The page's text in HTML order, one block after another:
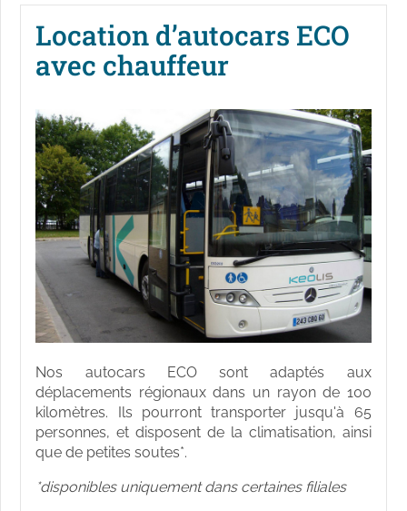
Location d’autocars ECO
avec chauffeur
Nos autocars ECO sont adaptés aux
déplacements régionaux dans un rayon de 100
kilomètres. Ils pourront transporter jusqu'à 65
personnes, et disposent de la climatisation, ainsi
que de petites soutes*.
*disponibles uniquement dans certaines filiales